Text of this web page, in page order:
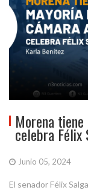
Morena
celebra Félix
Junio 05, 2024
El senador Félix